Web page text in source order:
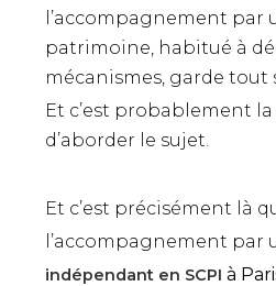
l’accompagnement par
patrimoine, habitué à
mécanismes, garde tout
Et c’est probablement
d’aborder le sujet.
Et c’est précisément là
l’accompagnement par
indépendant en SCPI à